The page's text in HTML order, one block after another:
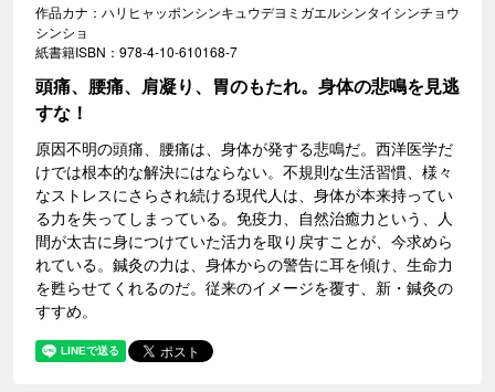
作品カナ：ハリヒャッポンシンキュウデヨミガエルシンタイシンチョウ
シンショ
紙書籍ISBN：978-4-10-610168-7
頭痛、腰痛、肩凝り、胃のもたれ。身体の悲鳴を見逃
すな！
原因不明の頭痛、腰痛は、身体が発する悲鳴だ。西洋医学だ
けでは根本的な解決にはならない。不規則な生活習慣、様々
なストレスにさらされ続ける現代人は、身体が本来持ってい
る力を失ってしまっている。免疫力、自然治癒力という、人
間が太古に身につけていた活力を取り戻すことが、今求めら
れている。鍼灸の力は、身体からの警告に耳を傾け、生命力
を甦らせてくれるのだ。従来のイメージを覆す、新・鍼灸の
すすめ。